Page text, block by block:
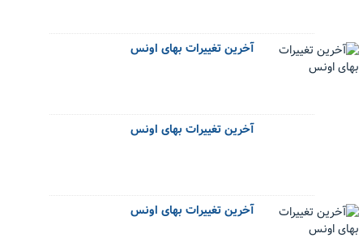
آخرین تغییرات بهای اونس
آخرین تغییرات بهای اونس
آخرین تغییرات بهای اونس